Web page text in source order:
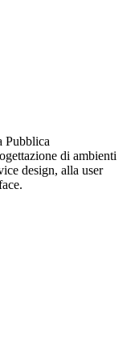
Pubblica
di ambienti
design, alla user